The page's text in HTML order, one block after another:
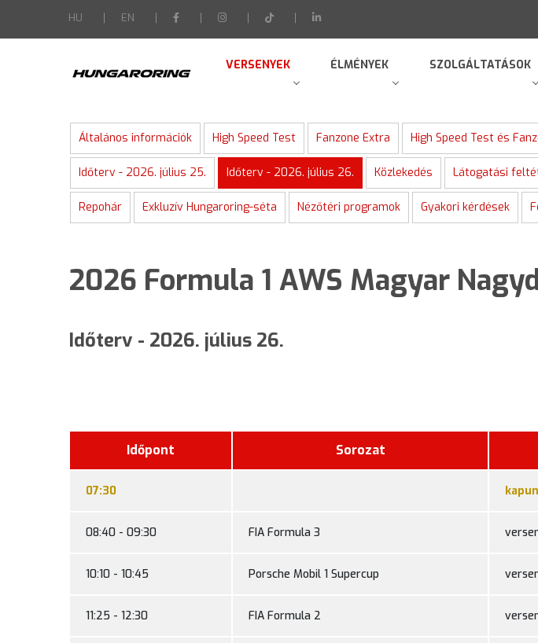
HU EN
VERSENYEK ÉLMÉNYEK SZOLGÁLTATÁSOK
Általános információk High Speed Test Fanzone Extra High Speed Test és
Időterv - 2026. július 25. Időterv - 2026. július 26. Közlekedés Látogatási
Repohár Exkluzív Hungaroring-séta Nézőtéri programok Gyakori kérdések
2026 Formula 1 AWS Magyar
Időterv - 2026. július 26.
Időpont Sorozat
07:30
08:40 - 09:30 FIA Formula 3
10:10 - 10:45 Porsche Mobil 1 Supercup
11:25 - 12:30 FIA Formula 2